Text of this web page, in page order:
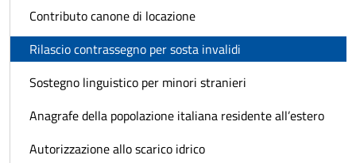
Contributo canone di locazione
Rilascio contrassegno per sosta invalidi
Sostegno linguistico per minori stranieri
Anagrafe della popolazione italiana residente all’estero
Autorizzazione allo scarico idrico